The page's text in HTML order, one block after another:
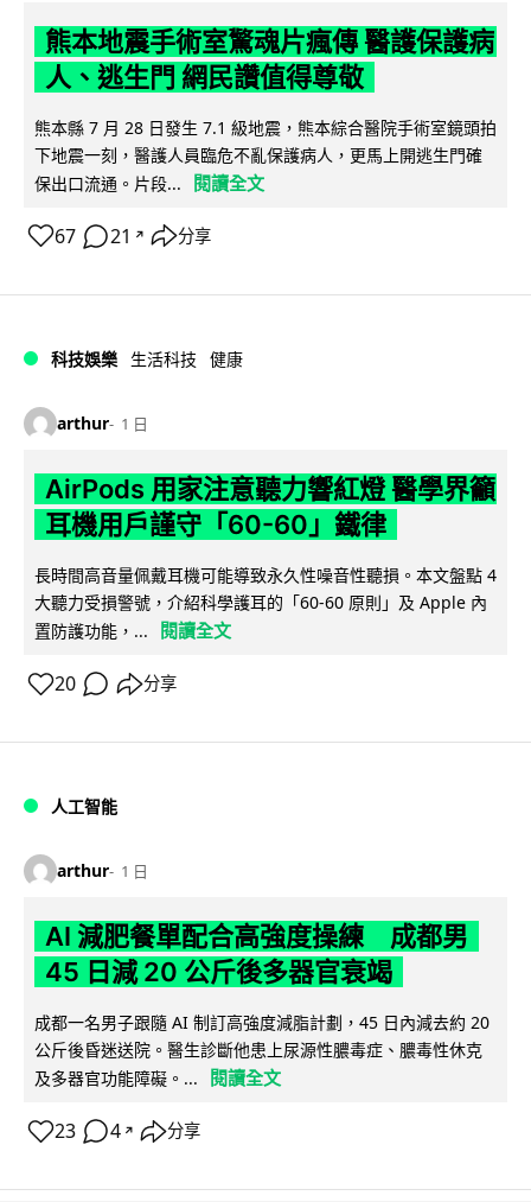
熊本地震手術室驚魂片瘋傳 醫護保護病
人、逃生門 網民讚值得尊敬
熊本縣 7 月 28 日發生 7.1 級地震，熊本綜合醫院手術室鏡頭拍
下地震一刻，醫護人員臨危不亂保護病人，更馬上開逃生門確
保出口流通。片段...
閱讀全文
67 21 ↗ 分享
科技娛樂 生活科技 健康
arthur 1 日
AirPods 用家注意聽力響紅燈 醫學界籲
耳機用戶謹守「60-60」鐵律
長時間高音量佩戴耳機可能導致永久性噪音性聽損。本文盤點 4
大聽力受損警號，介紹科學護耳的「60-60 原則」及 Apple 內
置防護功能，...
閱讀全文
20 分享
人工智能
arthur 1 日
AI 減肥餐單配合高強度操練 成都男
45 日減 20 公斤後多器官衰竭
成都一名男子跟隨 AI 制訂高強度減脂計劃，45 日內減去約 20
公斤後昏迷送院。醫生診斷他患上尿源性膿毒症、膿毒性休克
及多器官功能障礙。...
閱讀全文
23 4 ↗ 分享